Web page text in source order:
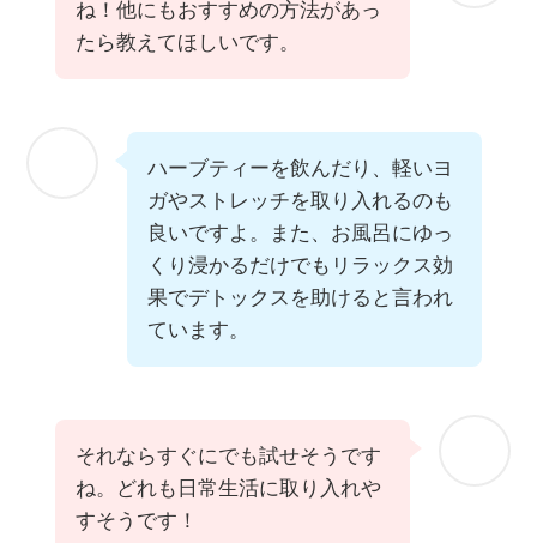
ね！他にもおすすめの方法があっ
たら教えてほしいです。
ハーブティーを飲んだり、軽いヨ
ガやストレッチを取り入れるのも
良いですよ。また、お風呂にゆっ
くり浸かるだけでもリラックス効
果でデトックスを助けると言われ
ています。
それならすぐにでも試せそうです
ね。どれも日常生活に取り入れや
すそうです！